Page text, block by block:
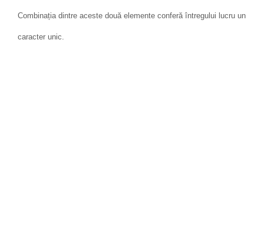
Combinația dintre aceste două elemente conferă întregului lucru un
caracter unic.